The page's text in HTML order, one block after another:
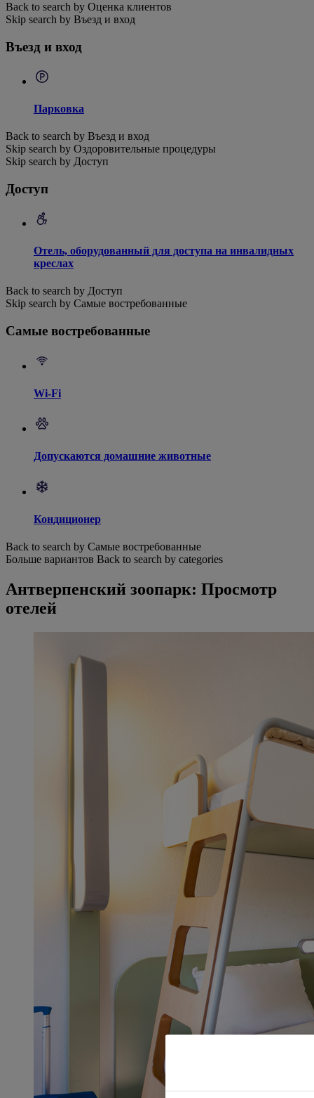
Back to search by Оценка клиентов
Skip search by Въезд и вход
Въезд и вход
Парковка
Back to search by Въезд и вход
Skip search by Оздоровительные процедуры
Skip search by Доступ
Доступ
Отель, оборудованный для доступа на инвалидных
креслах
Back to search by Доступ
Skip search by Самые востребованные
Самые востребованные
Wi-Fi
Допускаются домашние животные
Кондиционер
Back to search by Самые востребованные
Больше вариантов Back to search by categories
Антверпенский зоопарк: Просмотр
отелей